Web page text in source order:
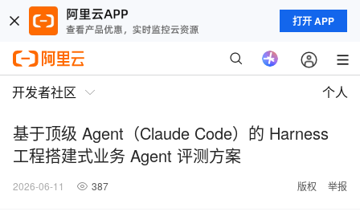
打开 APP
开发者社区 个人
基于顶级 Agent（Claude Code）的 Harness
工程搭建式业务 Agent 评测方案
2026-06-11 387 版权 举报